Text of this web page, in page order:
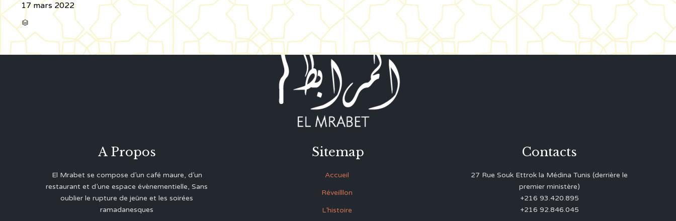
17 mars 2022

A Propos
El Mrabet se compose d’un café maure, d’un
restaurant et d’une espace évènementielle, Sans
oublier le rupture de jeûne et les soirées
ramadanesques
Sitemap
Accueil
Réveilllon
L’histoire
Contacts
27 Rue Souk Ettrok la Médina Tunis (derrière le
premier ministère)
+216 93.420.895
+216 92.846.045